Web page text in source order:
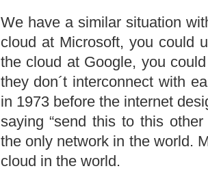
We have a similar situation
cloud at Microsoft, you could
the cloud at Google, you
they don´t interconnect with
in 1973 before the internet
saying “send this to this
the only network in the world.
cloud in the world.